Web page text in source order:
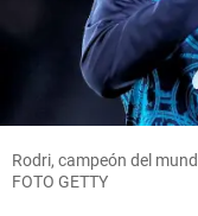
Rodri, campeón del
FOTO GETTY